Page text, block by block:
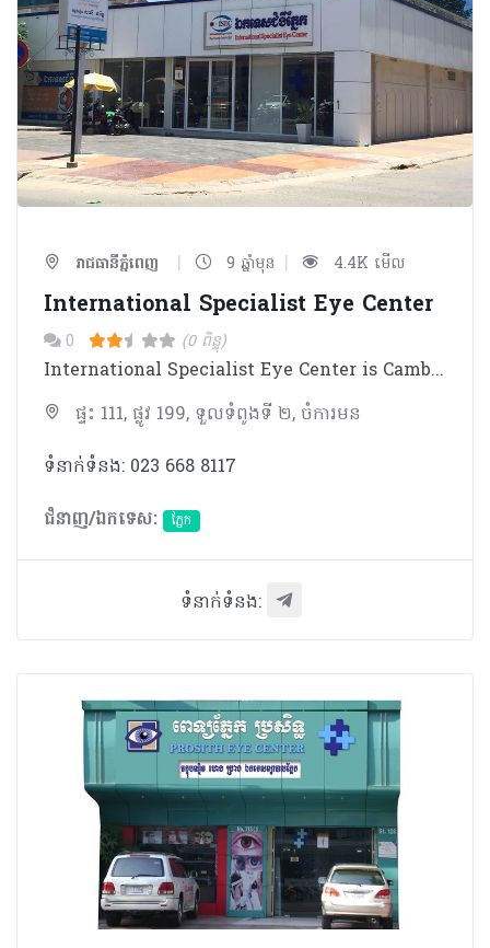
រាជធានីភ្នំពេញ | 9 ឆ្នាំមុន | 4.4K មើល
International Specialist Eye Center
0 (0 ពិន្ទុ)
International Specialist Eye Center is Cambodian - International cooperation and commenced operation on 01 November 2015
ផ្ទះ 111, ផ្លូវ 199, ទួលទំពូងទី ២, ចំការមន
ទំនាក់ទំនង: 023 668 8117
ជំនាញ/ឯកទេស:
ភ្នែក​
ទំនាក់ទំនង: